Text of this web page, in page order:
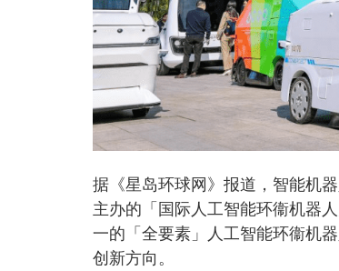
据《星岛环球网》报道，智能机
主办的「国际人工智能环衞机器
一的「全要素」人工智能环衞机
创新方向。